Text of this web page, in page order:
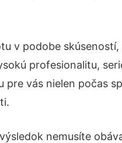
v podobe
profesionalitu,
pre vás nielen počas
nemusíte